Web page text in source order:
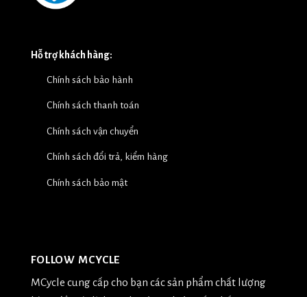
Hỗ trợ khách hàng:
Chính sách bảo hành
Chính sách thanh toán
Chính sách vận chuyển
Chính sách đổi trả, kiểm hàng
Chính sách bảo mật
FOLLOW MCYCLE
MCycle cung cấp cho bạn các sản phẩm chất lượng